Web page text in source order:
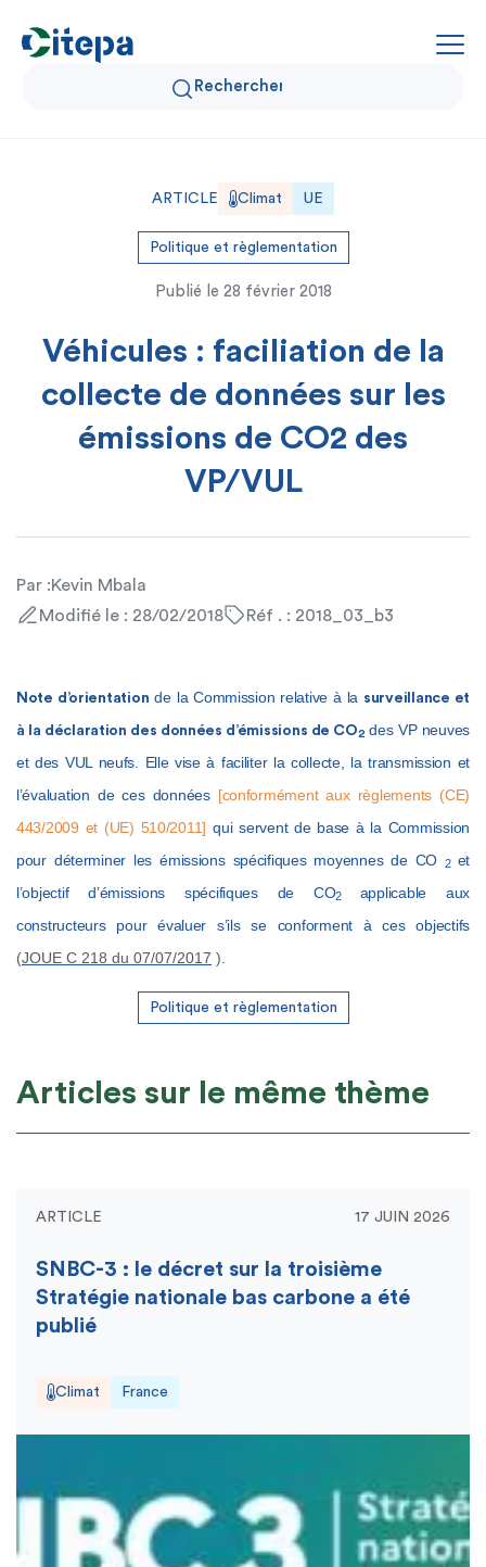
Qui sommes-nous ?
Données Air et Climat
Expertise et solutions
ARTICLE Climat UE
Politique et règlementation
Publié le 28 février 2018
Véhicules : faciliation de la
collecte de données sur les
émissions de CO2 des
VP/VUL
Par :Kevin Mbala
Modifié le : 28/02/2018
Réf . : 2018_03_b3
Note d’orientation de la Commission relative à la surveillance et
à la déclaration des données d’émissions de CO2 des VP neuves
et des VUL neufs. Elle vise à faciliter la collecte, la transmission et
l’évaluation de ces données [conformément aux règlements (CE)
443/2009 et (UE) 510/2011] qui servent de base à la Commission
pour déterminer les émissions spécifiques moyennes de CO 2 et
l’objectif d’émissions spécifiques de CO2 applicable aux
constructeurs pour évaluer s’ils se conforment à ces objectifs
(JOUE C 218 du 07/07/2017 )
Politique et règlementation
Articles sur le même thème
ARTICLE 17 JUIN 2026
SNBC-3 : le décret sur la troisième
Stratégie nationale bas carbone a été
publié
Climat France